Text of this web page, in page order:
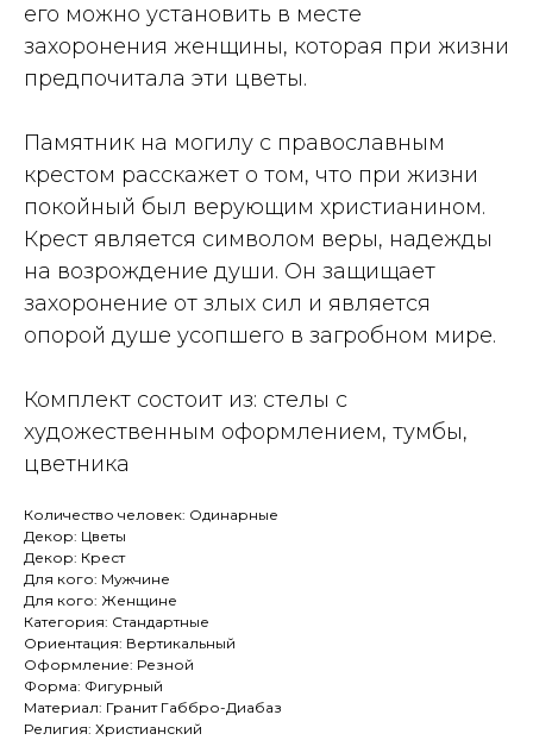
его можно установить в месте
захоронения женщины, которая при жизни
предпочитала эти цветы.
Памятник на могилу с православным
крестом расскажет о том, что при жизни
покойный был верующим христианином.
Крест является символом веры, надежды
на возрождение души. Он защищает
захоронение от злых сил и является
опорой душе усопшего в загробном мире.
Комплект состоит из: стелы с
художественным оформлением, тумбы,
цветника
Количество человек: Одинарные
Декор: Цветы
Декор: Крест
Для кого: Мужчине
Для кого: Женщине
Категория: Стандартные
Ориентация: Вертикальный
Оформление: Резной
Форма: Фигурный
Материал: Гранит Габбро-Диабаз
Религия: Христианский